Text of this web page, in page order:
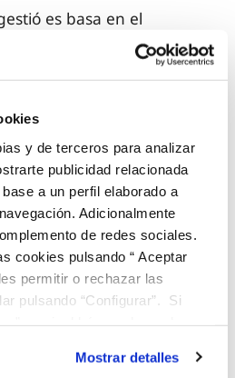
y de terceros para analizar
publicidad relacionada
a un perfil elaborado a
Adicionalmente
de redes sociales.
cookies pulsando “ Aceptar
permitir o rechazar las
pulsando “Configurar”. Si
que el sitio web funcione y que
Mostrar detalles
es basa en el
de gestió integrada. Al
de manera
alineades amb els
donar un servici de qualitat
treball òptim i segur per al
els certificats